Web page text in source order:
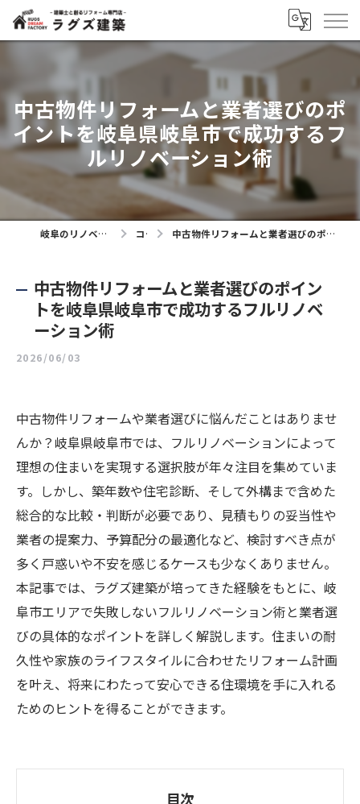
中古物件リフォームと業者選びのポ
イントを岐阜県岐阜市で成功するフ
ルリノベーション術
岐阜のリノベーションならラグズ建築 コラム 中古物件リフォームと業者選びのポイントを岐阜県岐阜市で成功するフルリノベーション術
中古物件リフォームと業者選びのポイン
トを岐阜県岐阜市で成功するフルリノベ
ーション術
2026/06/03
中古物件リフォームや業者選びに悩んだことはありませ
んか？岐阜県岐阜市では、フルリノベーションによって
理想の住まいを実現する選択肢が年々注目を集めていま
す。しかし、築年数や住宅診断、そして外構まで含めた
総合的な比較・判断が必要であり、見積もりの妥当性や
業者の提案力、予算配分の最適化など、検討すべき点が
多く戸惑いや不安を感じるケースも少なくありません。
本記事では、ラグズ建築が培ってきた経験をもとに、岐
阜市エリアで失敗しないフルリノベーション術と業者選
びの具体的なポイントを詳しく解説します。住まいの耐
久性や家族のライフスタイルに合わせたリフォーム計画
を叶え、将来にわたって安心できる住環境を手に入れる
ためのヒントを得ることができます。
目次